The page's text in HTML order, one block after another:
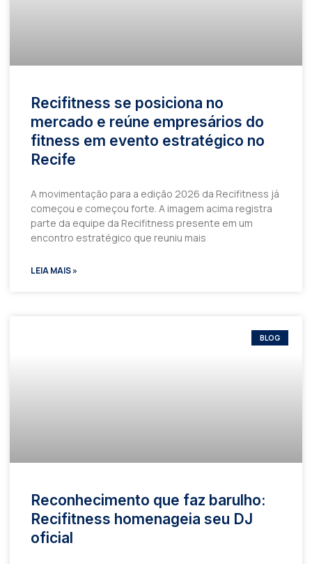
Recifitness se posiciona no
mercado e reúne empresários do
fitness em evento estratégico no
Recife
A movimentação para a edição 2026 da Recifitness já
começou e começou forte. A imagem acima registra
parte da equipe da Recifitness presente em um
encontro estratégico que reuniu mais
LEIA MAIS »
BLOG
Reconhecimento que faz barulho:
Recifitness homenageia seu DJ
oficial